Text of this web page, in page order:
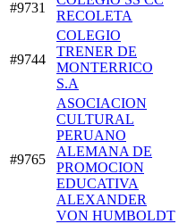
#9731
RECOLETA
#9744
COLEGIO
TRENER DE
MONTERRICO
S.A
#9765
ASOCIACION
CULTURAL
PERUANO
ALEMANA DE
PROMOCION
EDUCATIVA
ALEXANDER
VON HUMBOLDT